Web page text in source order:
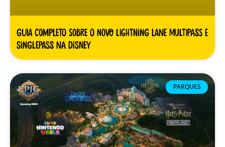
Guia Completo sobre o novo Lightning Lane Multipass e
Singlepass na Disney
PARQUES